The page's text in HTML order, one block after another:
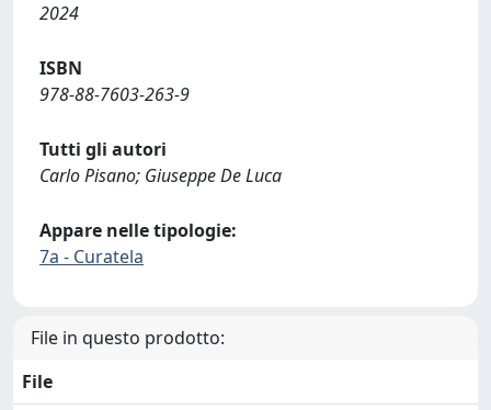
2024
ISBN
978-88-7603-263-9
Tutti gli autori
Carlo Pisano; Giuseppe De Luca
Appare nelle tipologie:
7a - Curatela
File in questo prodotto:
File